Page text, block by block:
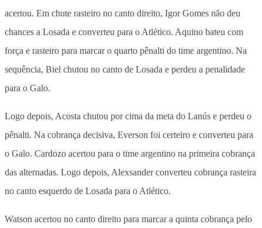
acertou. Em chute rasteiro no canto direito, Igor Gomes não deu
chances a Losada e converteu para o Atlético. Aquino bateu com
força e rasteiro para marcar o quarto pênalti do time argentino. Na
sequência, Biel chutou no canto de Losada e perdeu a penalidade
para o Galo.
Logo depois, Acosta chutou por cima da meta do Lanús e perdeu o
pênalti. Na cobrança decisiva, Everson foi certeiro e converteu para
o Galo. Cardozo acertou para o time argentino na primeira cobrança
das alternadas. Logo depois, Alexsander converteu cobrança rasteira
no canto esquerdo de Losada para o Atlético.
Watson acertou no canto direito para marcar a quinta cobrança pelo